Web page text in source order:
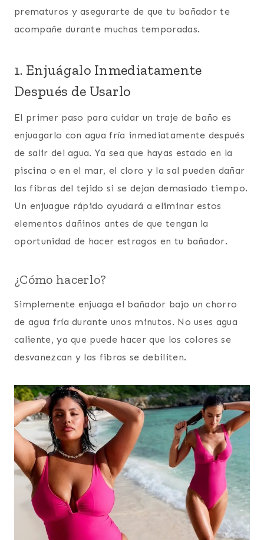
prematuros y asegurarte de que tu bañador te
acompañe durante muchas temporadas.
1. Enjuágalo Inmediatamente
Después de Usarlo
El primer paso para cuidar un traje de baño es
enjuagarlo con agua fría inmediatamente después
de salir del agua. Ya sea que hayas estado en la
piscina o en el mar, el cloro y la sal pueden dañar
las fibras del tejido si se dejan demasiado tiempo.
Un enjuague rápido ayudará a eliminar estos
elementos dañinos antes de que tengan la
oportunidad de hacer estragos en tu bañador.
¿Cómo hacerlo?
Simplemente enjuaga el bañador bajo un chorro
de agua fría durante unos minutos. No uses agua
caliente, ya que puede hacer que los colores se
desvanezcan y las fibras se debiliten.